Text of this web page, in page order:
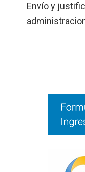
Envío y
lateral
principal